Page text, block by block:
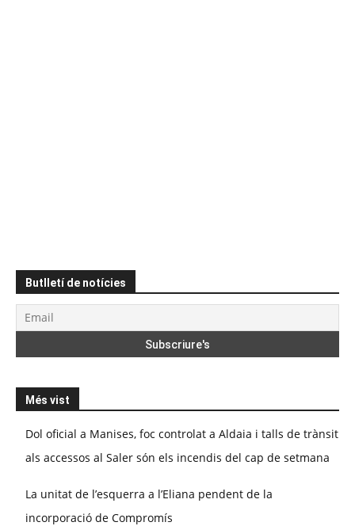
Butlletí de notícies
Més vist
Dol oficial a Manises, foc controlat a Aldaia i talls de trànsit
als accessos al Saler són els incendis del cap de setmana
La unitat de l’esquerra a l’Eliana pendent de la
incorporació de Compromís